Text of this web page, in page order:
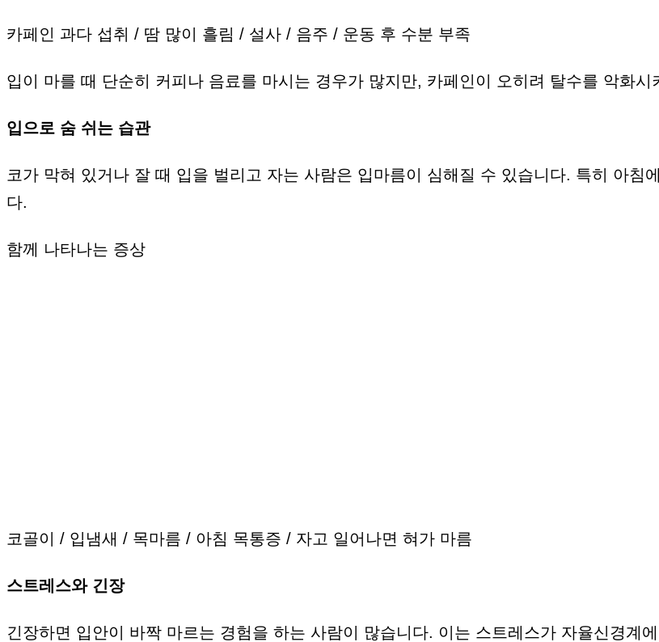
카페인 과다 섭취 / 땀 많이 흘림 / 설사 / 음주 / 운동 후 수분 부족
입이 마를 때 단순히 커피나 음료를 마시는 경우가 많지만, 카페인이 오히려 탈수를 악화시
입으로 숨 쉬는 습관
코가 막혀 있거나 잘 때 입을 벌리고 자는 사람은 입마름이 심해질 수 있습니다. 특히 아침
다.
함께 나타나는 증상
코골이 / 입냄새 / 목마름 / 아침 목통증 / 자고 일어나면 혀가 마름
스트레스와 긴장
긴장하면 입안이 바짝 마르는 경험을 하는 사람이 많습니다. 이는 스트레스가 자율신경계